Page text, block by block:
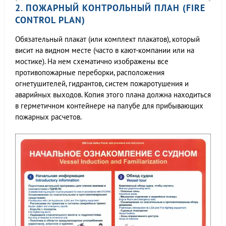
2. ПОЖАРНЫЙ КОНТРОЛЬНЫЙ ПЛАН (FIRE
CONTROL PLAN)
Обязательный плакат (или комплект плакатов), который
висит на видном месте (часто в кают-компании или на
мостике). На нем схематично изображены все
противопожарные переборки, расположения
огнетушителей, гидрантов, систем пожаротушения и
аварийных выходов. Копия этого плана должна находиться
в герметичном контейнере на палубе для прибывающих
пожарных расчетов.